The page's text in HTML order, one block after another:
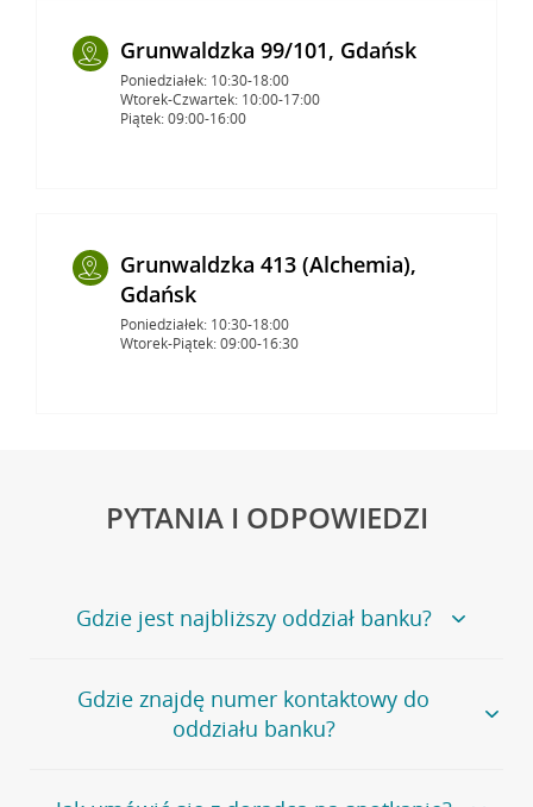
Grunwaldzka 99/101, Gdańsk
Poniedziałek: 10:30-18:00
Wtorek-Czwartek: 10:00-17:00
Piątek: 09:00-16:00
Grunwaldzka 413 (Alchemia),
Gdańsk
Poniedziałek: 10:30-18:00
Wtorek-Piątek: 09:00-16:30
PYTANIA I ODPOWIEDZI
Gdzie jest najbliższy oddział banku?
Jeśli szukasz oddziału naszego banku, zapraszamy na
stronęPlacówki i bankomaty, na której znajduje się
wygodna wyszukiwarka.
oddziałów
Gdzie znajdę numer kontaktowy do
oddziału banku?
Bank Credit Agricole nie udostępnia ogólnego numeru